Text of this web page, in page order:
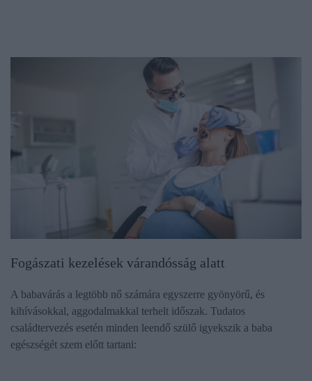
Fogászati kezelések várandósság alatt
A babavárás a legtöbb nő számára egyszerre gyönyörű, és
kihívásokkal, aggodalmakkal terhelt időszak. Tudatos
családtervezés esetén minden leendő szülő igyekszik a baba
egészségét szem előtt tartani: